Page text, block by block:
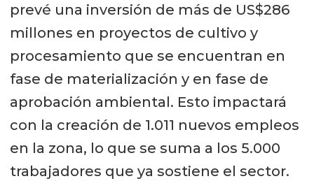
prevé una inversión de más de US$286
millones en proyectos de cultivo y
procesamiento que se encuentran en
fase de materialización y en fase de
aprobación ambiental. Esto impactará
con la creación de 1.011 nuevos empleos
en la zona, lo que se suma a los 5.000
trabajadores que ya sostiene el sector.